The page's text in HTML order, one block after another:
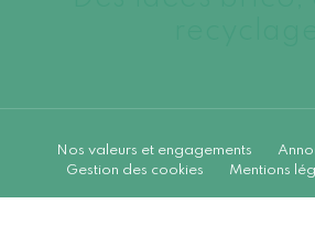
Nos valeurs et engagements
Gestion des cookies
Mentions